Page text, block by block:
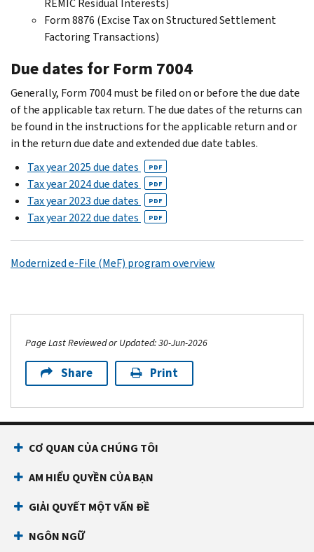
Form 8876 (Excise Tax on Structured Settlement
Factoring Transactions)
Due dates for Form 7004
Generally, Form 7004 must be filed on or before the due date
of the applicable tax return. The due dates of the returns can
be found in the instructions for the applicable return and or
in the return due date and extended due date tables.
Tax year 2025 due dates
PDF
Tax year 2024 due dates PDF
Tax year 2023 due dates PDF
Tax year 2022 due dates PDF
Modernized e-File (MeF) program overview
Page Last Reviewed or Updated: 30-Jun-2026
Share Print
CƠ QUAN CỦA CHÚNG TÔI
AM HIỂU QUYỀN CỦA BẠN
GIẢI QUYẾT MỘT VẤN ĐỀ
NGÔN NGỮ